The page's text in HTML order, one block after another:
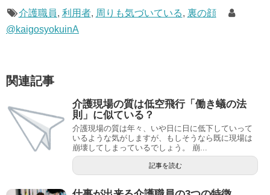
介護職員, 利用者, 周りも気づいている, 裏の顔
@kaigosyokuinA
関連記事
介護現場の質は低空飛行「働き蟻の法
則」に似ている？
介護現場の質は年々、いや日に日に低下していって
いるような気がしますが、もしそうなら既に現場は
崩壊してしまっているでしょう。 崩...
記事を読む